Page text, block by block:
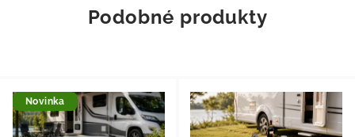
Podobné produkty
Novinka